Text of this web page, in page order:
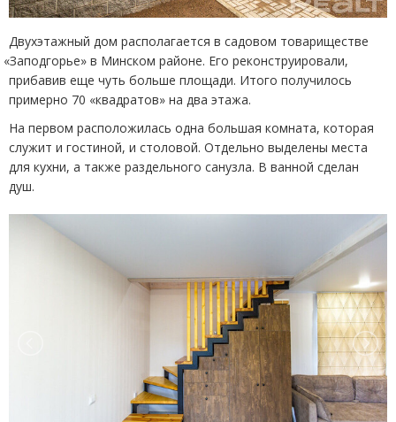
Двухэтажный дом располагается в садовом товариществе
«Заподгорье» в Минском районе. Его реконструировали,
прибавив еще чуть больше площади. Итого получилось
примерно 70 «квадратов» на два этажа.
На первом расположилась одна большая комната, которая
служит и гостиной, и столовой. Отдельно выделены места
для кухни, а также раздельного санузла. В ванной сделан
душ.